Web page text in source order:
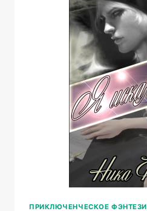
ПРИКЛЮЧЕНЧЕСКОЕ ФЭНТЕЗИ